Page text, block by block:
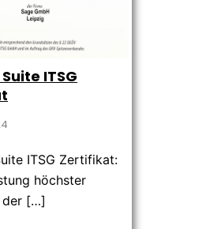
ITSG
ITSG Zertifikat:
höchster
der […]